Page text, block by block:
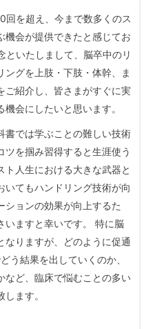
を超え、今まで数多くのス
機会が提供できたと感じてお
といたしまして、脳卒中のリ
グを上肢・下肢・体幹、ま
ご紹介し、皆さまがすぐに実
会にしたいと思います。
では学ぶことの難しい技術
ツを掴み習得すると生涯使う
ト人生における大きな武器と
いてもハンドリング技術が向
ションの効果が向上するた
いますと幸いです。 特に脳
りますが、どのように促通
う結果を出していくのか、
など、臨床で悩むことの多い
ます。